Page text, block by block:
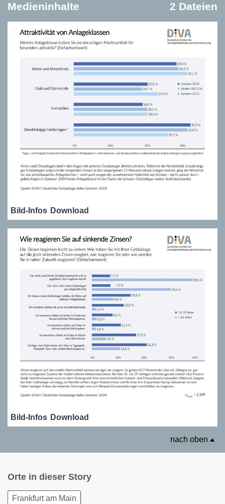
Medieninhalte 2 Dateien
Bild-Infos Download
Bild-Infos Download
nach oben
Orte in dieser Story
Frankfurt am Main